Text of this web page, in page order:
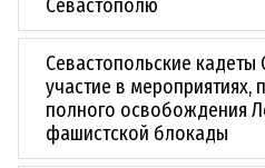
Севастополю
Севастопольские
участие в
полного освобождения
фашистской блокады